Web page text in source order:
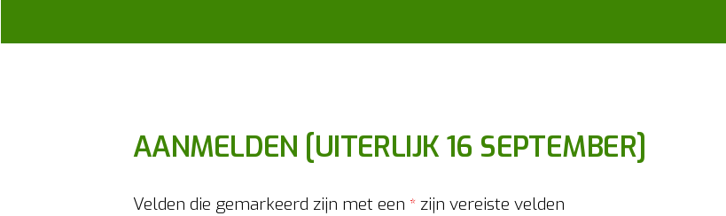
AANMELDEN [UITERLIJK 16 SEPTEMBER]
Velden die gemarkeerd zijn met een * zijn vereiste velden